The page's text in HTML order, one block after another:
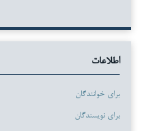
اطلاعات
برای خوانندگان
برای نویسندگان